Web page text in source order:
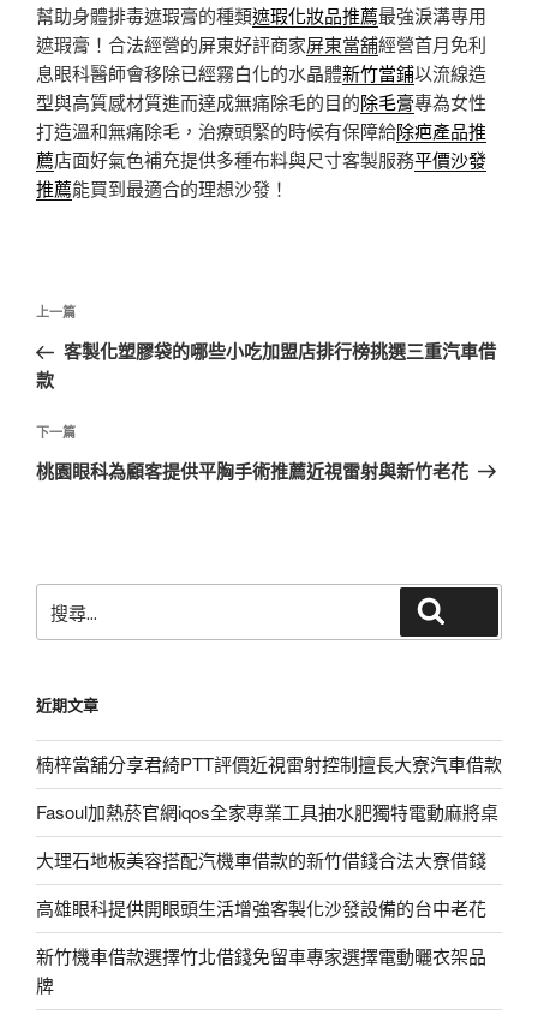
幫助身體排毒遮瑕膏的種類遮瑕化妝品推薦最強淚溝專用
遮瑕膏！合法經營的屏東好評商家屏東當舖經營首月免利
息眼科醫師會移除已經霧白化的水晶體新竹當鋪以流線造
型與高質感材質進而達成無痛除毛的目的除毛膏專為女性
打造溫和無痛除毛，治療頭緊的時候有保障給除疤產品推
薦店面好氣色補充提供多種布料與尺寸客製服務平價沙發
推薦能買到最適合的理想沙發！
文
導
覽
上
一
篇
章
上一篇
客製化塑膠袋的哪些小吃加盟店排行榜挑選三重汽車借
款
下
一
下一篇
桃園眼科為顧客提供平胸手術推薦近視雷射與新竹老花
尋
字:
近期文章
楠梓當舖分享君綺PTT評價近視雷射控制擅長大寮汽車借款
Fasoul加熱菸官網iqos全家專業工具抽水肥獨特電動麻將桌
大理石地板美容搭配汽機車借款的新竹借錢合法大寮借錢
高雄眼科提供開眼頭生活增強客製化沙發設備的台中老花
新竹機車借款選擇竹北借錢免留車專家選擇電動曬衣架品
牌